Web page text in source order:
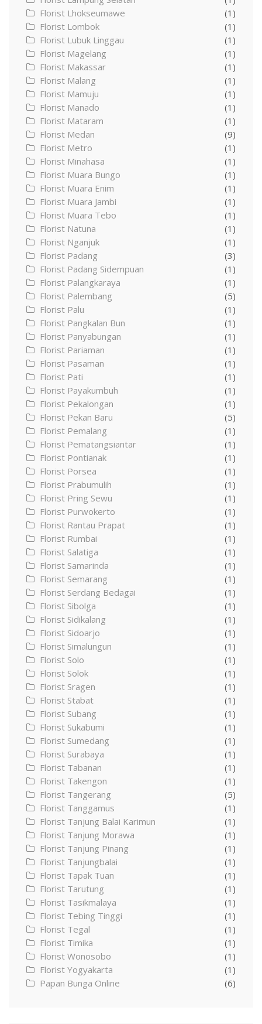
Florist Lhokseumawe
(1)
Florist Lombok
(1)
Florist Lubuk Linggau
(1)
Florist Magelang
(1)
Florist Makassar
(1)
Florist Malang
(1)
Florist Mamuju
(1)
Florist Manado
(1)
Florist Mataram
(1)
Florist Medan
(9)
Florist Metro
(1)
Florist Minahasa
(1)
Florist Muara Bungo
(1)
Florist Muara Enim
(1)
Florist Muara Jambi
(1)
Florist Muara Tebo
(1)
Florist Natuna
(1)
Florist Nganjuk
(1)
Florist Padang
(3)
Florist Padang Sidempuan
(1)
Florist Palangkaraya
(1)
Florist Palembang
(5)
Florist Palu
(1)
Florist Pangkalan Bun
(1)
Florist Panyabungan
(1)
Florist Pariaman
(1)
Florist Pasaman
(1)
Florist Pati
(1)
Florist Payakumbuh
(1)
Florist Pekalongan
(1)
Florist Pekan Baru
(5)
Florist Pemalang
(1)
Florist Pematangsiantar
(1)
Florist Pontianak
(1)
Florist Porsea
(1)
Florist Prabumulih
(1)
Florist Pring Sewu
(1)
Florist Purwokerto
(1)
Florist Rantau Prapat
(1)
Florist Rumbai
(1)
Florist Salatiga
(1)
Florist Samarinda
(1)
Florist Semarang
(1)
Florist Serdang Bedagai
(1)
Florist Sibolga
(1)
Florist Sidikalang
(1)
Florist Sidoarjo
(1)
Florist Simalungun
(1)
Florist Solo
(1)
Florist Solok
(1)
Florist Sragen
(1)
Florist Stabat
(1)
Florist Subang
(1)
Florist Sukabumi
(1)
Florist Sumedang
(1)
Florist Surabaya
(1)
Florist Tabanan
(1)
Florist Takengon
(1)
Florist Tangerang
(5)
Florist Tanggamus
(1)
Florist Tanjung Balai Karimun
(1)
Florist Tanjung Morawa
(1)
Florist Tanjung Pinang
(1)
Florist Tanjungbalai
(1)
Florist Tapak Tuan
(1)
Florist Tarutung
(1)
Florist Tasikmalaya
(1)
Florist Tebing Tinggi
(1)
Florist Tegal
(1)
Florist Timika
(1)
Florist Wonosobo
(1)
Florist Yogyakarta
(1)
Papan Bunga Online
(6)